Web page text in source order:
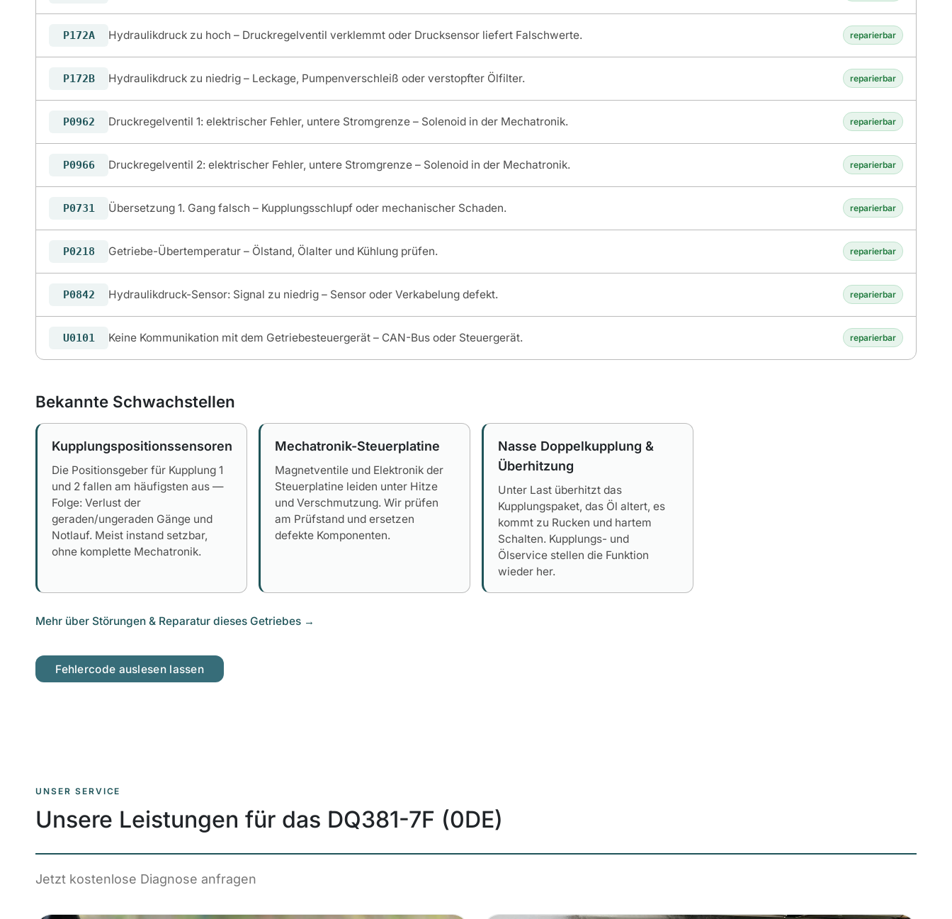
P172A Hydraulikdruck zu hoch – Druckregelventil verklemmt oder Drucksensor liefert Falschwerte. reparierbar
P172B Hydraulikdruck zu niedrig – Leckage, Pumpenverschleiß oder verstopfter Ölfilter. reparierbar
P0962 Druckregelventil 1: elektrischer Fehler, untere Stromgrenze – Solenoid in der Mechatronik. reparierbar
P0966 Druckregelventil 2: elektrischer Fehler, untere Stromgrenze – Solenoid in der Mechatronik. reparierbar
P0731 Übersetzung 1. Gang falsch – Kupplungsschlupf oder mechanischer Schaden. reparierbar
P0218 Getriebe-Übertemperatur – Ölstand, Ölalter und Kühlung prüfen. reparierbar
P0842 Hydraulikdruck-Sensor: Signal zu niedrig – Sensor oder Verkabelung defekt. reparierbar
U0101 Keine Kommunikation mit dem Getriebesteuergerät – CAN-Bus oder Steuergerät. reparierbar
Bekannte Schwachstellen
Kupplungspositionssensoren
Die Positionsgeber für Kupplung 1
und 2 fallen am häufigsten aus —
Folge: Verlust der
geraden/ungeraden Gänge und
Notlauf. Meist instand setzbar,
ohne komplette Mechatronik.
Mechatronik-Steuerplatine
Magnetventile und Elektronik der
Steuerplatine leiden unter Hitze
und Verschmutzung. Wir prüfen
am Prüfstand und ersetzen
defekte Komponenten.
Nasse Doppelkupplung &
Überhitzung
Unter Last überhitzt das
Kupplungspaket, das Öl altert, es
kommt zu Rucken und hartem
Schalten. Kupplungs- und
Ölservice stellen die Funktion
wieder her.
Mehr über Störungen & Reparatur dieses Getriebes →
Fehlercode auslesen lassen
UNSER SERVICE
Unsere Leistungen für das DQ381-7F (0DE)
Jetzt kostenlose Diagnose anfragen